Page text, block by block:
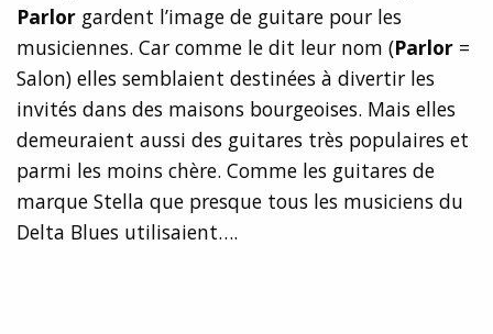
Parlor gardent l’image de guitare pour les
musiciennes. Car comme le dit leur nom (Parlor =
Salon) elles semblaient destinées à divertir les
invités dans des maisons bourgeoises. Mais elles
demeuraient aussi des guitares très populaires et
parmi les moins chère. Comme les guitares de
marque Stella que presque tous les musiciens du
Delta Blues utilisaient….